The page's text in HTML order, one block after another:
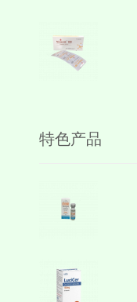
特色产品